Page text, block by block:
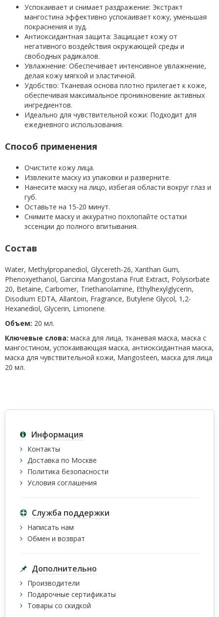
Успокаивает и снимает раздражение: Экстракт
мангостина эффективно успокаивает кожу, уменьшая
покраснения и зуд.
Антиоксидантная защита: Защищает кожу от
негативного воздействия окружающей среды и
свободных радикалов.
Увлажнение: Обеспечивает интенсивное увлажнение,
делая кожу мягкой и эластичной.
Удобство: Тканевая основа плотно прилегает к коже,
обеспечивая максимальное проникновение активных
ингредиентов.
Идеально для чувствительной кожи: Подходит для
ежедневного использования.
Способ применения
Очистите кожу лица.
Извлеките маску из упаковки и разверните.
Нанесите маску на лицо, избегая области вокруг глаз и
губ.
Оставьте на 15-20 минут.
Снимите маску и аккуратно похлопайте остатки
эссенции до полного впитывания.
Состав
Water, Methylpropanediol, Glycereth-26, Xanthan Gum,
Phenoxyethanol, Garcinia Mangostana Fruit Extract, Polysorbate
20, Betaine, Carbomer, Triethanolamine, Ethylhexylglycerin,
Disodium EDTA, Allantoin, Fragrance, Butylene Glycol, 1,2-
Hexanediol, Glycerin, Limonene.
Объем: 20 мл.
Ключевые слова: маска для лица, тканевая маска, маска с
мангостином, успокаивающая маска, антиоксидантная маска,
маска для чувствительной кожи, Mangosteen, маска для лица
20 мл.
Информация
Контакты
Доставка по Москве
Политика безопасности
Условия соглашения
Служба поддержки
Написать нам
Обмен и возврат
Дополнительно
Производители
Подарочные сертификаты
Товары со скидкой